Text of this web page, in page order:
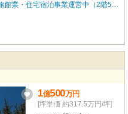
館業・住宅宿泊事業運営中（2階5戸
年実績】売上22,594,000円、支出1
り約8％）。自社運営にて管理して
ます。※家具家電付き(現状渡し)※
求などのお問い合わせは弊社公式LI
1億500万円
[坪単価 約317.5万円/坪]